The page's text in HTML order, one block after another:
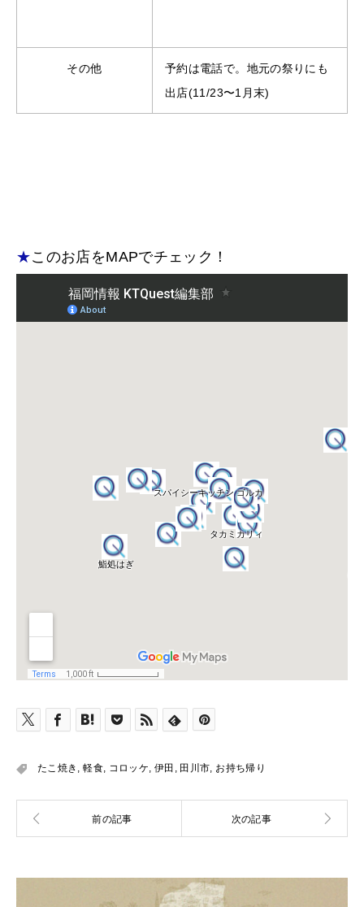
その他
予約は電話で。地元の祭りにも
出店(11/23〜1月末)
★このお店をMAPでチェック！
たこ焼き ,軽食, コロッケ 伊田 田川市 お持ち帰り